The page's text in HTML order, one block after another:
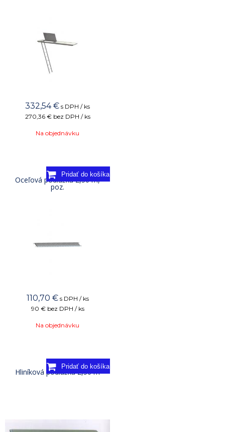
332,54 € s DPH / ks
270,36 € bez DPH / ks
Na objednávku
Oceľová podlážka 2,50 m,
poz.
110,70 € s DPH / ks
90 € bez DPH / ks
Na objednávku
Hliníková podlážka 2,50 m